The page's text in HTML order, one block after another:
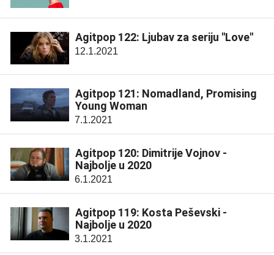
Agitpop 122: Ljubav za seriju "Love"
12.1.2021
Agitpop 121: Nomadland, Promising
Young Woman
7.1.2021
Agitpop 120: Dimitrije Vojnov -
Najbolje u 2020
6.1.2021
Agitpop 119: Kosta Peševski -
Najbolje u 2020
3.1.2021